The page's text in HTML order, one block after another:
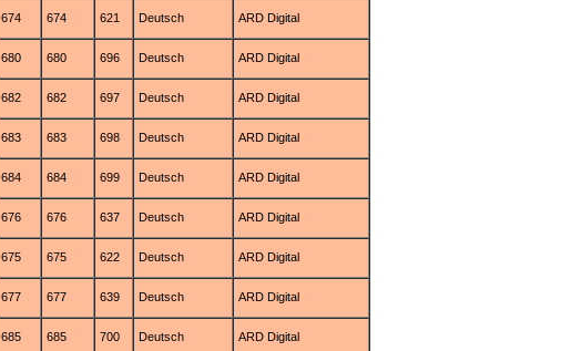
674 674 621 Deutsch ARD Digital
680 680 696 Deutsch ARD Digital
682 682 697 Deutsch ARD Digital
683 683 698 Deutsch ARD Digital
684 684 699 Deutsch ARD Digital
676 676 637 Deutsch ARD Digital
675 675 622 Deutsch ARD Digital
677 677 639 Deutsch ARD Digital
685 685 700 Deutsch ARD Digital